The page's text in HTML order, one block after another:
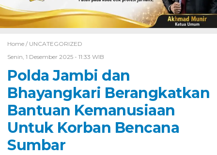
Home / UNCATEGORIZED
Senin, 1 Desember 2025 - 11:33 WIB
Polda Jambi dan
Bhayangkari Berangkatkan
Bantuan Kemanusiaan
Untuk Korban Bencana
Sumbar